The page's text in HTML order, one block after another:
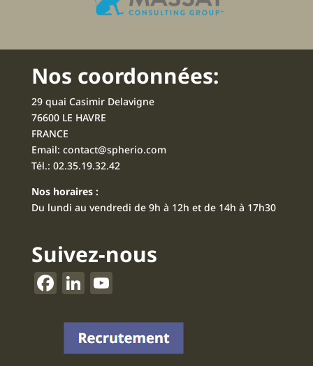
Nos coordonnées:
29 quai Casimir Delavigne
76600 LE HAVRE
FRANCE
Email: contact@spherio.com
Tél.: 02.35.19.32.42
Nos horaires :
Du lundi au vendredi de 9h à 12h et de 14h à 17h30
Suivez-nous
F
c
e
Li
k
e
Y
u
T